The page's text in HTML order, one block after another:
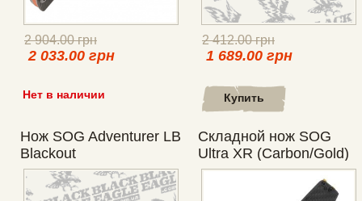
2 904.00 грн
2 033.00 грн
Нет в наличии
2 412.00 грн
1 689.00 грн
Купить
Нож SOG Adventurer LB
Blackout
Складной нож SOG
Ultra XR (Carbon/Gold)